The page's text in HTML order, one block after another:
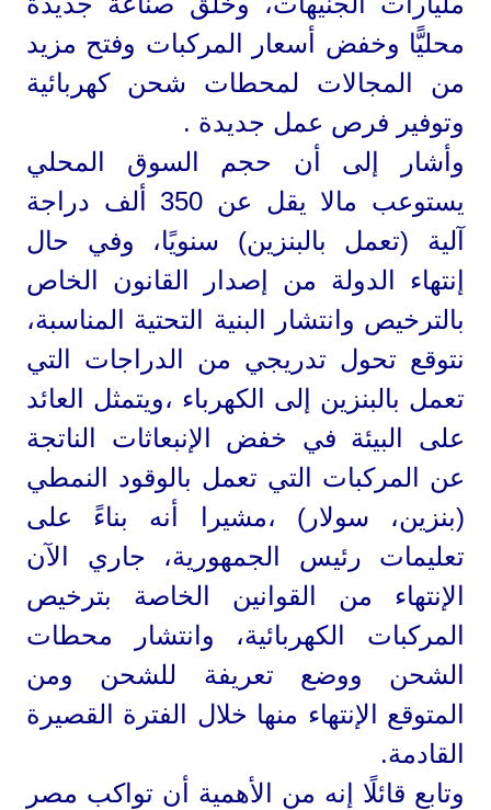
محليًّا وخفض أسعار المركبات وفتح مزيد
من المجالات لمحطات شحن كهربائية
وتوفير فرص عمل جديدة .
وأشار إلى أن حجم السوق المحلي
يستوعب مالا يقل عن 350 ألف دراجة
آلية (تعمل بالبنزين) سنويًا، وفي حال
إنتهاء الدولة من إصدار القانون الخاص
بالترخيص وانتشار البنية التحتية المناسبة،
نتوقع تحول تدريجي من الدراجات التي
تعمل بالبنزين إلى الكهرباء ،ويتمثل العائد
على البيئة في خفض الإنبعاثات الناتجة
عن المركبات التي تعمل بالوقود النمطي
(بنزين، سولار) ،مشيرا أنه بناءً على
تعليمات رئيس الجمهورية، جاري الآن
الإنتهاء من القوانين الخاصة بترخيص
المركبات الكهربائية، وانتشار محطات
الشحن ووضع تعريفة للشحن ومن
المتوقع الإنتهاء منها خلال الفترة القصيرة
القادمة.
وتابع قائلًا إنه من الأهمية أن تواكب مصر